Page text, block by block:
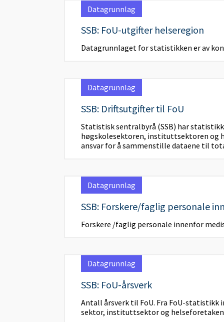
Datagrunnlag
SSB: FoU-utgifter helseregion
Datagrunnlaget for statistikken er av
Datagrunnlag
SSB: Driftsutgifter til FoU
Statistisk sentralbyrå (SSB) har
høgskolesektoren, instituttsektoren og
ansvar for å sammenstille dataene til
Datagrunnlag
SSB: Forskere/faglig personale
Forskere /faglig personale innenfor
Datagrunnlag
SSB: FoU-årsverk
Antall årsverk til FoU. Fra FoU-
sektor, instituttsektor og